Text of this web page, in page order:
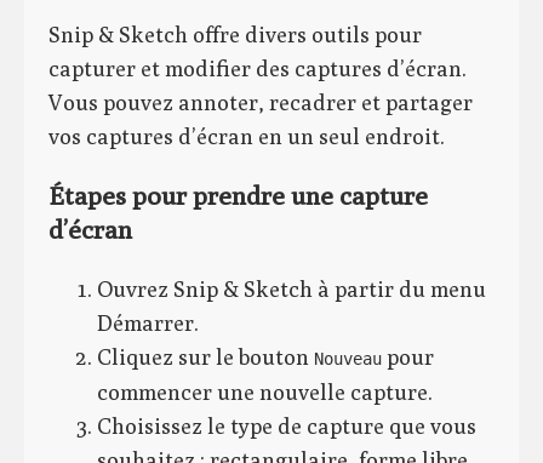
Snip & Sketch offre divers outils pour
capturer et modifier des captures d’écran.
Vous pouvez annoter, recadrer et partager
vos captures d’écran en un seul endroit.
Étapes pour prendre une capture
d’écran
Ouvrez Snip & Sketch à partir du menu
Démarrer.
Cliquez sur le bouton Nouveau pour
commencer une nouvelle capture.
Choisissez le type de capture que vous